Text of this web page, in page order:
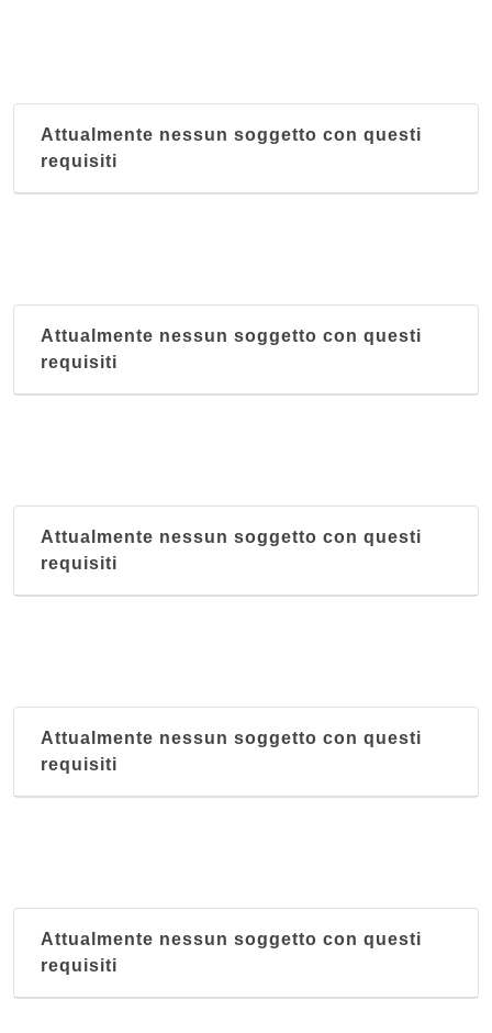
Attualmente nessun soggetto con questi
requisiti
Attualmente nessun soggetto con questi
requisiti
Attualmente nessun soggetto con questi
requisiti
Attualmente nessun soggetto con questi
requisiti
Attualmente nessun soggetto con questi
requisiti